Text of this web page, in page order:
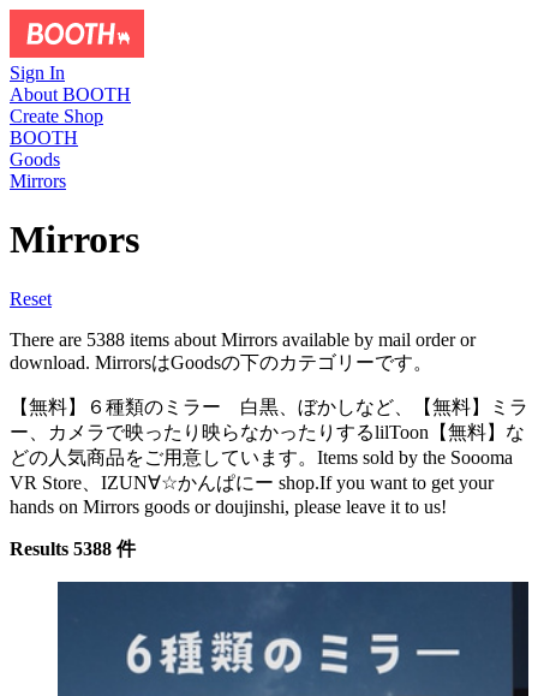
Sign In
About BOOTH
Create Shop
BOOTH
Goods
Mirrors
Mirrors
Reset
There are 5388 items about Mirrors available by mail order or
download. MirrorsはGoodsの下のカテゴリーです。
【無料】６種類のミラー 白黒、ぼかしなど、【無料】ミラ
ー、カメラで映ったり映らなかったりするlilToon【無料】な
どの人気商品をご用意しています。Items sold by the Soooma
VR Store、IZUN∀☆かんぱにー shop.If you want to get your
hands on Mirrors goods or doujinshi, please leave it to us!
Results 5388 件